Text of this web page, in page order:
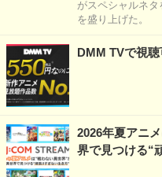
がスペシャルネ
を盛り上げた。
DMM TVで視聴
2026年夏アニ
界で見つける“